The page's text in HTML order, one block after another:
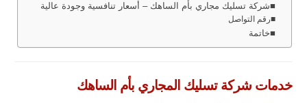
شركة تسليك مجاري بأم الساهك – أسعار تنافسية وجودة عالية
رقم التواصل
خاتمة
خدمات شركة تسليك المجاري بأم الساهك